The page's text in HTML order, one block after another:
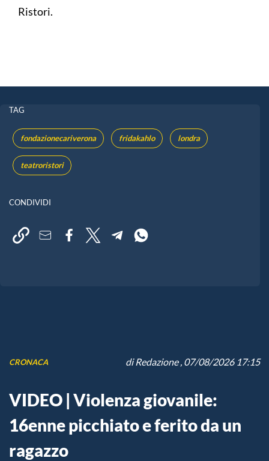
Ristori.
TAG
fondazionecariverona fridakahlo londra
teatroristori
CONDIVIDI
CRONACA diRedazione, 07/08/2026 17:15
VIDEO | Violenza giovanile:
16enne picchiato e ferito da un
ragazzo